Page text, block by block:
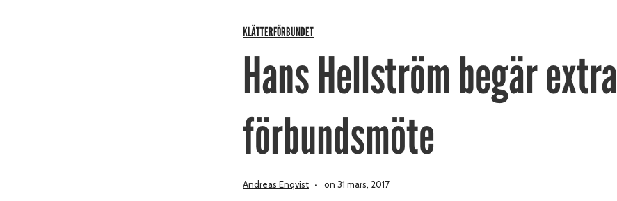
KLÄTTERFÖRBUNDET
Hans Hellström begär extra
förbundsmöte
Andreas Enqvist on 31 mars, 2017